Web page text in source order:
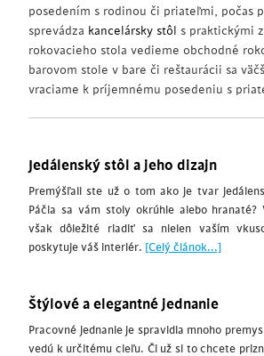
posedením s rodinou či priateľmi, počas
sprevádza kancelársky stôl s praktickými
rokovacieho stola vedieme obchodné
barovom stole v bare či reštaurácii sa
vraciame k príjemnému posedeniu s
Jedálenský stôl a jeho dizajn
Premýšľali ste už o tom ako je tvar
Páčia sa vám stoly okrúhle alebo
však dôležité riadiť sa nielen vaším
poskytuje váš interiér. [Celý článok...]
Štýlové a elegantné jednanie
Pracovné jednanie je spravidla mnoho
vedú k určitému cieľu. Či už si to chcete